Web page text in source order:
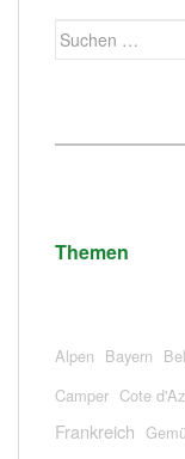
Suchen
Themen
Alpen Bayern
Camper Cote
Frankreich